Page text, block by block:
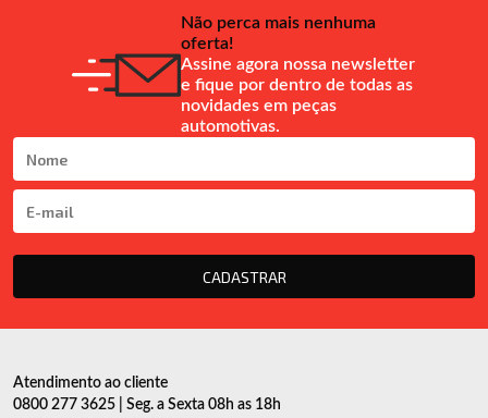
Não perca mais nenhuma
oferta!
Assine agora nossa newsletter
e fique por dentro de todas as
novidades em peças
automotivas.
CADASTRAR
Atendimento ao cliente
0800 277 3625 | Seg. a Sexta 08h as 18h